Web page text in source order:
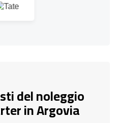
del noleggio
in Argovia